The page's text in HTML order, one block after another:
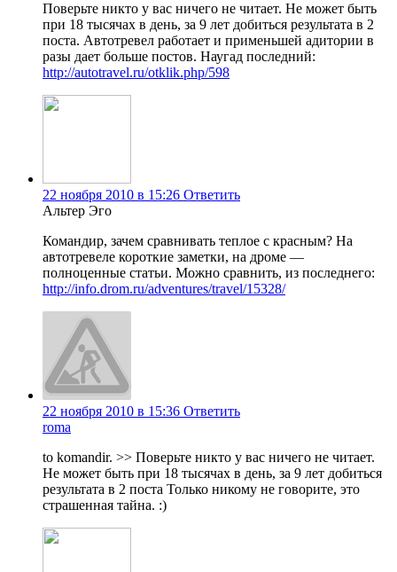
Поверьте никто у вас ничего не читает. Не может быть
при 18 тысячах в день, за 9 лет добиться результата в 2
поста. Автотревел работает и применьшей адитории в
разы дает больше постов. Наугад последний:
http://autotravel.ru/otklik.php/598
22 ноября 2010 в 15:26 Ответить
Альтер Эго
Командир, зачем сравнивать теплое с красным? На
автотревеле короткие заметки, на дроме —
полноценные статьи. Можно сравнить, из последнего:
http://info.drom.ru/adventures/travel/15328/
22 ноября 2010 в 15:36 Ответить
roma
to komandir. >> Поверьте никто у вас ничего не читает.
Не может быть при 18 тысячах в день, за 9 лет добиться
результата в 2 поста Только никому не говорите, это
страшенная тайна. :)